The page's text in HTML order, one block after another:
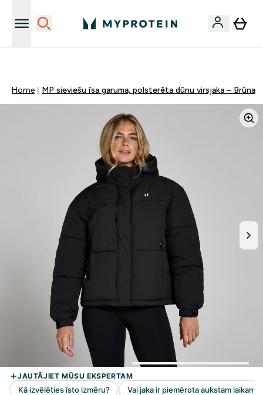
Home MP sieviešu īsa garuma, polsterēta dūnu virsjaka – Brūna